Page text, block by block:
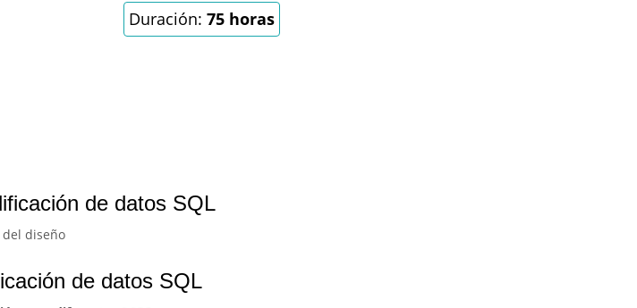
Duración: 75 horas
de datos SQL
del diseño
de datos SQL